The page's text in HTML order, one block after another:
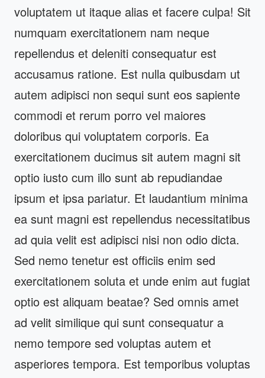
voluptatem ut itaque alias et facere culpa! Sit
numquam exercitationem nam neque
repellendus et deleniti consequatur est
accusamus ratione. Est nulla quibusdam ut
autem adipisci non sequi sunt eos sapiente
commodi et rerum porro vel maiores
doloribus qui voluptatem corporis. Ea
exercitationem ducimus sit autem magni sit
optio iusto cum illo sunt ab repudiandae
ipsum et ipsa pariatur. Et laudantium minima
ea sunt magni est repellendus necessitatibus
ad quia velit est adipisci nisi non odio dicta.
Sed nemo tenetur est officiis enim sed
exercitationem soluta et unde enim aut fugiat
optio est aliquam beatae? Sed omnis amet
ad velit similique qui sunt consequatur a
nemo tempore sed voluptas autem et
asperiores tempora. Est temporibus voluptas